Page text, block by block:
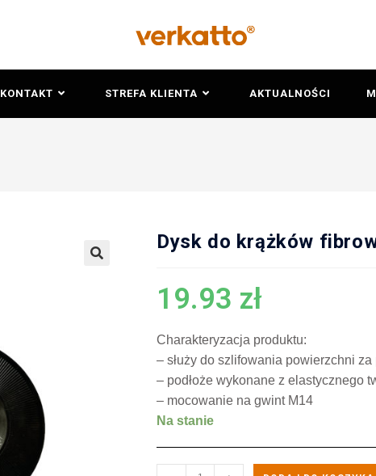
KONTAKT STREFA KLIENTA AKTUALNOŚCI
Dysk do krążków
19.93 zł
Charakteryzacja produktu:
– służy do szlifowania powierzchni za
– podłoże wykonane z elastycznego
– mocowanie na gwint M14
Na stanie